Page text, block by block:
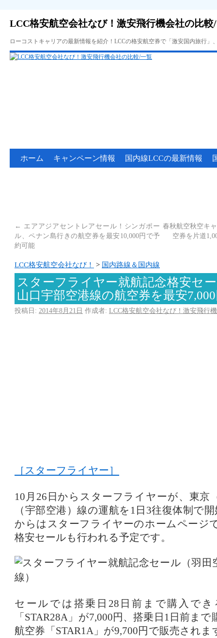
LCC格安航空会社なび！激安飛行機会社の比較
ローコストキャリアの最新情報を紹介！LCCの格安航空券で「激安国内旅行
ホーム キャンペーン情報 国内線LCCの最新情報
← エアアジアセントレアセール！シンガポー
ル、ペナン島行きの航空券を最安10,000円で予
約可能
春秋航空秋空キ
空券を片道
LCC格安航空会社なび！ > 国内路線＆国内線
スターフライヤー就航記念格安セ
山口宇部空港線の航空券を最安
投稿日: 2014年8月21日 作成者: LCC格安航空会社なび！激安飛行
［スターフライヤー］
10月26日からスターフライヤーが、東京
（宇部空港）線の運航を1日3往復体制で
からはスターフライヤーのホームページ
格安セールも行われる予定です。
セールでは搭乗日28日前まで購入でき
「STAR28A」が7,000円、搭乗日1日前ま
航空券「STAR1A」が9,700円で販売され